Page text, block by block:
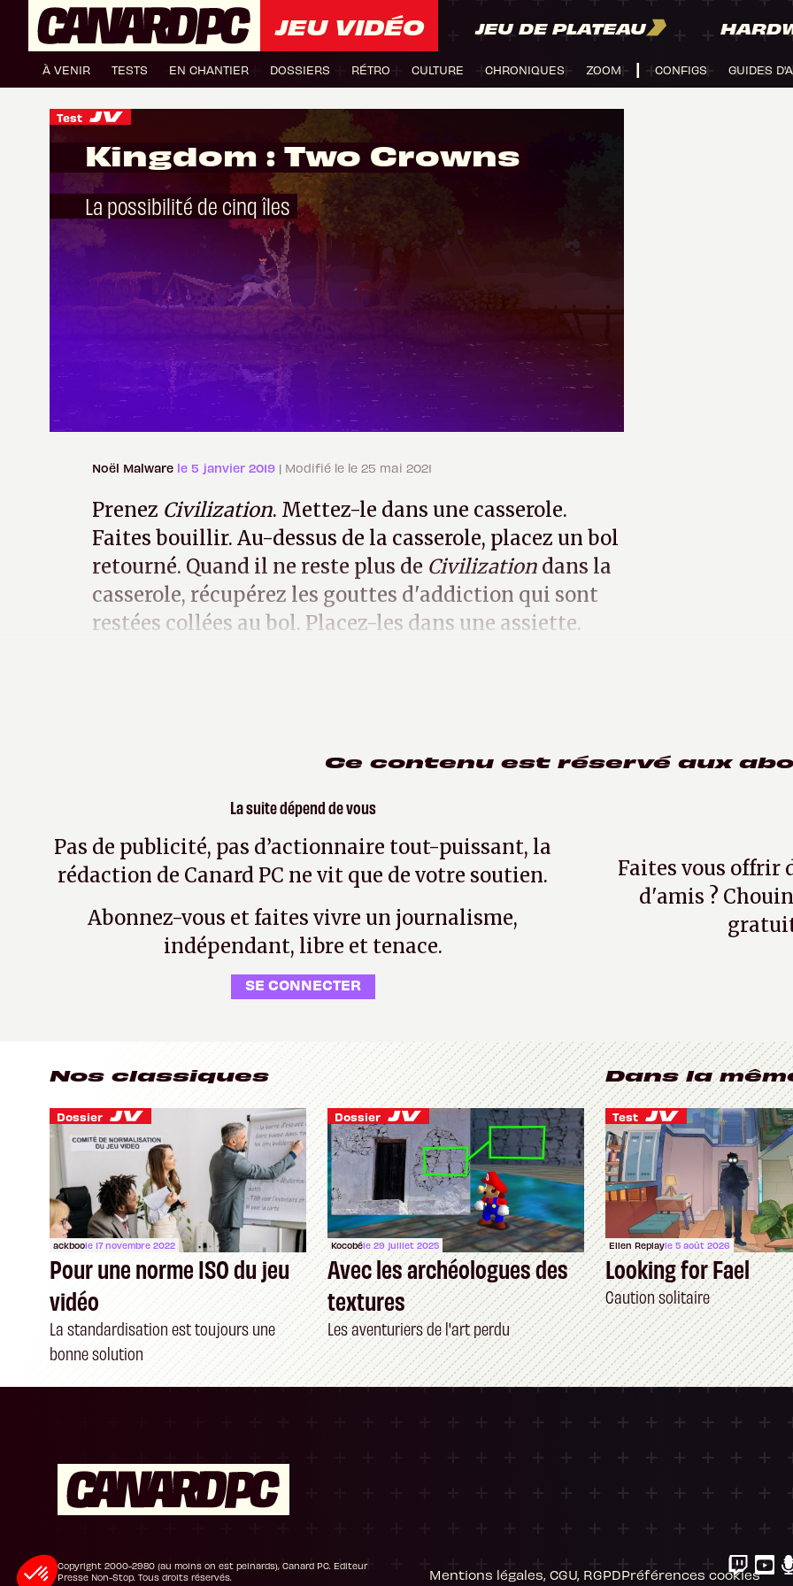
JEU VIDÉO JEU DE PLATEAU
À VENIR TESTS EN CHANTIER DOSSIERS RÉTRO CULTURE CHRONIQUES ZOOM CONFIGS GUIDES
Test
Kingdom : Two Crowns
La possibilité de cinq îles
Noël Malware le 5 janvier 2019 | Modifié le le 25 mai 2021
Prenez Civilization. Mettez-le dans une casserole.
Faites bouillir. Au-dessus de la casserole, placez un bol
retourné. Quand il ne reste plus de Civilization dans la
casserole, récupérez les gouttes d'addiction qui sont
restées collées au bol. Placez-les dans une assiette.
Ce contenu est réservé aux
La suite dépend de vous
Pas de publicité, pas d’actionnaire tout-puissant, la
rédaction de Canard PC ne vit que de votre soutien.
Abonnez-vous et faites vivre un journalisme,
indépendant, libre et tenace.
SE CONNECTER
Faites vous offrir
d'amis ?
Nos classiques
Dossier
ackboole 17 novembre 2022
Pour une norme ISO du jeu
vidéo
La standardisation est toujours une
bonne solution
Dossier
Kocobéle 29 juillet 2025
Avec les archéologues des
textures
Les aventuriers de l'art perdu
Dans la
Test
Ellen Replayle 5 août 2026
Looking for Fael
Caution solitaire
Copyright 2000-2980 (au moins on est peinards), Canard PC. Editeur
Presse Non-Stop. Tous droits réservés.
Mentions légales, CGU, RGPDPréférences cookies
Notre plateforme vous permet d'adapter et de gérer vos paramètres de confidentialité,